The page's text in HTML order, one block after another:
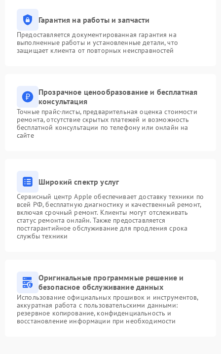
Гарантия на работы и запчасти
Предоставляется документированная гарантия на
выполненные работы и установленные детали, что
защищает клиента от повторных неисправностей
Прозрачное ценообразование и бесплатная
консультация
Точные прайс-листы, предварительная оценка стоимости
ремонта, отсутствие скрытых платежей и возможность
бесплатной консультации по телефону или онлайн на
сайте
Широкий спектр услуг
Сервисный центр Apple обеспечивает доставку техники по
всей РФ, бесплатную диагностику и качественный ремонт,
включая срочный ремонт. Клиенты могут отслеживать
статус ремонта онлайн. Также предоставляется
постгарантийное обслуживание для продления срока
службы техники
Оригинальные программные решение и
безопасное обслуживание данных
Использование официальных прошивок и инструментов,
аккуратная работа с пользовательскими данными:
резервное копирование, конфиденциальность и
восстановление информации при необходимости